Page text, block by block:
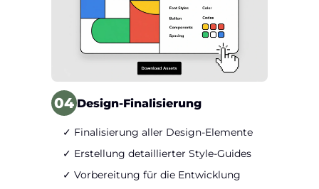
04 Design-Finalisierung
✓ Finalisierung aller Design-Elemente
✓ Erstellung detaillierter Style-Guides
✓ Vorbereitung für die Entwicklung